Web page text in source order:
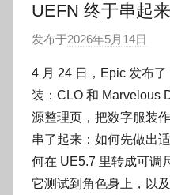
UEFN 终于串起
发布于2026年5月14日
:
O
k
g
o
g
4 月 24 日，Epic 发布
装：CLO 和 Marvelous
源整理页，把数字服装
串了起来：如何先做出
何在 UE5.7 里转成可调
它测试到角色身上，以